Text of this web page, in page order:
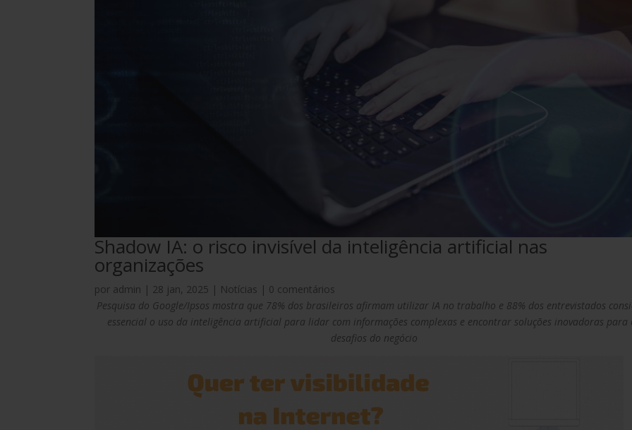
Shadow IA: o risco invisível da inteligência artificial nas
organizações
por admin | 28 jan, 2025 | Notícias | 0 comentários
Pesquisa do Google/Ipsos mostra que 78% dos brasileiros afirmam utilizar IA no trabalho e 88% dos entrevistados
essencial o uso da inteligência artificial para lidar com informações complexas e encontrar soluções inovadoras para
desafios do negócio